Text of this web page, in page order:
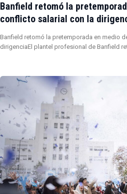
Banfield retomó la
conflicto salarial con la
Banfield retomó la pretemporada en medio
dirigenciaEl plantel profesional de Banfield